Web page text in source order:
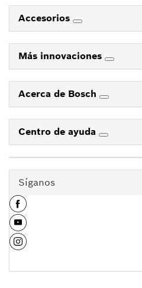
Accesorios
Más innovaciones
Acerca de Bosch
Centro de ayuda
Síganos